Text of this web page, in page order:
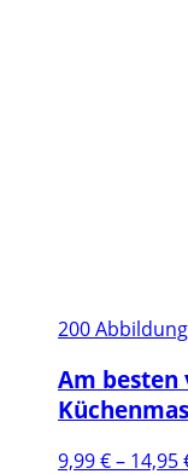
200
Am
9,99€– 14,95